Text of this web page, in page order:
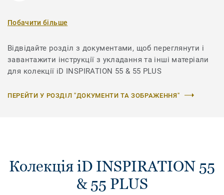
Побачити більше
Відвідайте розділ з документами, щоб переглянути і
завантажити інструкції з укладання та інші матеріали
для колекції iD INSPIRATION 55 & 55 PLUS
ПЕРЕЙТИ У РОЗДІЛ "ДОКУМЕНТИ ТА ЗОБРАЖЕННЯ"
Колекція iD INSPIRATION 55
& 55 PLUS